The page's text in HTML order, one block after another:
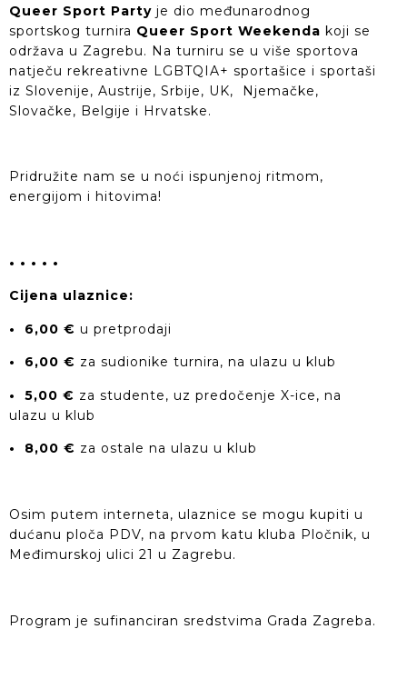
Queer Sport Party je dio međunarodnog
sportskog turnira Queer Sport Weekenda koji se
održava u Zagrebu. Na turniru se u više sportova
natječu rekreativne LGBTQIA+ sportašice i sportaši
iz Slovenije, Austrije, Srbije, UK, Njemačke,
Slovačke, Belgije i Hrvatske.
Pridružite nam se u noći ispunjenoj ritmom,
energijom i hitovima!
• • • • •
Cijena ulaznice:
• 6,00 € u pretprodaji
• 6,00 € za sudionike turnira, na ulazu u klub
• 5,00 € za studente, uz predočenje X-ice, na
ulazu u klub
• 8,00 € za ostale na ulazu u klub
Osim putem interneta, ulaznice se mogu kupiti u
dućanu ploča PDV, na prvom katu kluba Pločnik, u
Međimurskoj ulici 21 u Zagrebu.
Program je sufinanciran sredstvima Grada Zagreba.